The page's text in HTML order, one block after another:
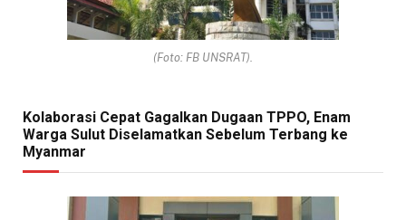
(Foto: FB UNSRAT).
Kolaborasi Cepat Gagalkan Dugaan TPPO, Enam
Warga Sulut Diselamatkan Sebelum Terbang ke
Myanmar